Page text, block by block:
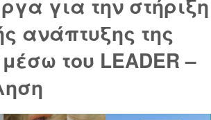
για την στήριξη
ανάπτυξης της
του LEADER –